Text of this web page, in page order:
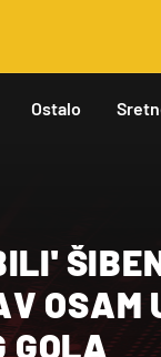
Ostalo
OSAM
GOLA